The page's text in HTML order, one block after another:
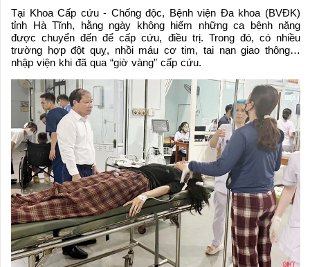
Tại Khoa Cấp cứu - Chống độc, Bệnh viện Đa khoa (BVĐK)
tỉnh Hà Tĩnh, hằng ngày không hiếm những ca bệnh nặng
được chuyển đến để cấp cứu, điều trị. Trong đó, có nhiều
trường hợp đột quỵ, nhồi máu cơ tim, tai nạn giao thông…
nhập viện khi đã qua “giờ vàng” cấp cứu.